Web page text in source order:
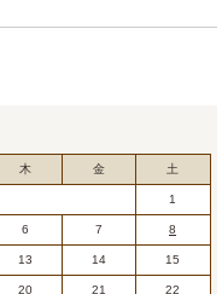
木 金 土
1
6 7 8
13 14 15
20 21 22